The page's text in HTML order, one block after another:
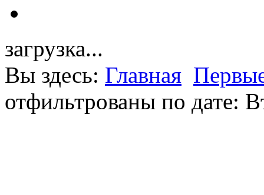
загрузка...
Вы здесь: Главная
отфильтрованы по дате: